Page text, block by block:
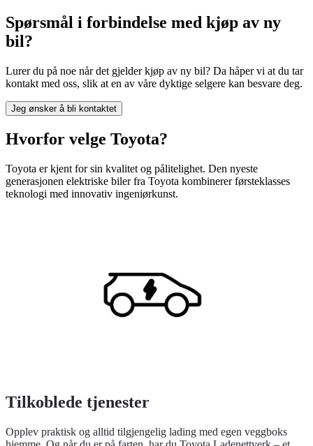
Spørsmål i forbindelse med kjøp av ny
bil?
Lurer du på noe når det gjelder kjøp av ny bil? Da håper vi at du tar
kontakt med oss, slik at en av våre dyktige selgere kan besvare deg.
Jeg ønsker å bli kontaktet
Hvorfor velge Toyota?
Toyota er kjent for sin kvalitet og pålitelighet. Den nyeste
generasjonen elektriske biler fra Toyota kombinerer førsteklasses
teknologi med innovativ ingeniørkunst.
Tilkoblede tjenester
Opplev praktisk og alltid tilgjengelig lading med egen veggboks